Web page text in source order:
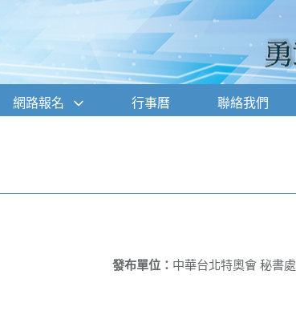
網路報名 行事曆 聯絡我們
發布單位： 中華台北特奧會 秘書處